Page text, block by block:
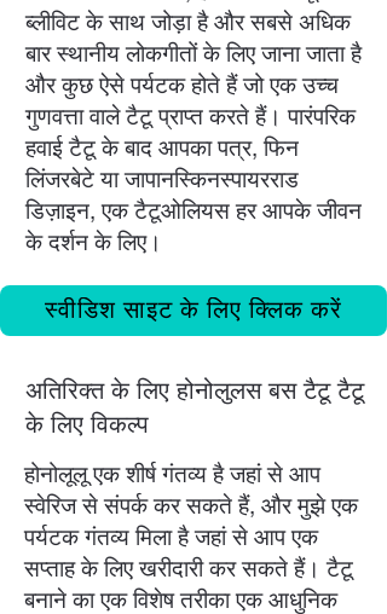
ब्लीविट के साथ जोड़ा है और सबसे अधिक
बार स्थानीय लोकगीतों के लिए जाना जाता है
और कुछ ऐसे पर्यटक होते हैं जो एक उच्च
गुणवत्ता वाले टैटू प्राप्त करते हैं। पारंपरिक
हवाई टैटू के बाद आपका पत्र, फिन
लिंजरबेटे या जापानस्किनस्पायरराड
डिज़ाइन, एक टैटूओलियस हर आपके जीवन
के दर्शन के लिए।
स्वीडिश साइट के लिए क्लिक करें
अतिरिक्त के लिए होनोलुलस बस टैटू टैटू
के लिए विकल्प
होनोलूलू एक शीर्ष गंतव्य है जहां से आप
स्वेरिज से संपर्क कर सकते हैं, और मुझे एक
पर्यटक गंतव्य मिला है जहां से आप एक
सप्ताह के लिए खरीदारी कर सकते हैं। टैटू
बनाने का एक विशेष तरीका एक आधुनिक